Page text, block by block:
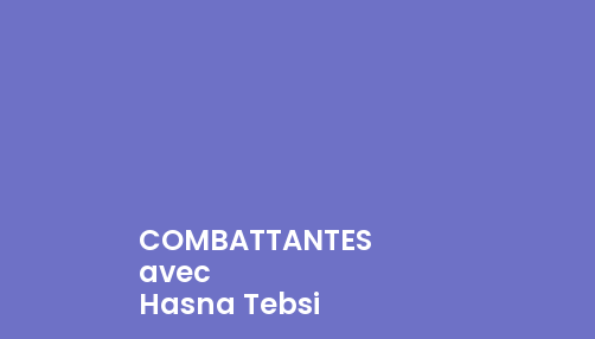
COMBATTANTES
avec
Hasna Tebsi